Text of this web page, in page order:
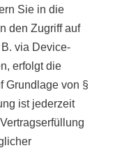
Sie in die
den Zugriff auf
via Device-
erfolgt die
Grundlage von §
ist jederzeit